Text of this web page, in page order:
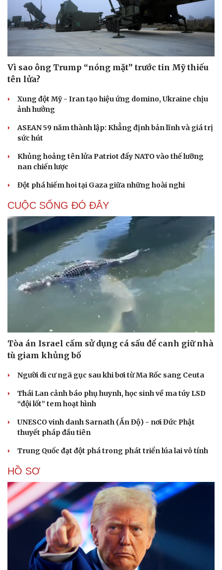
Vì sao ông Trump “nóng mặt” trước tin Mỹ thiếu
tên lửa?
Xung đột Mỹ - Iran tạo hiệu ứng domino, Ukraine chịu
ảnh hưởng
ASEAN 59 năm thành lập: Khẳng định bản lĩnh và giá trị
sức hút
Khủng hoảng tên lửa Patriot đẩy NATO vào thế lưỡng
nan chiến lược
Đột phá hiếm hoi tại Gaza giữa những hoài nghi
CUỘC SỐNG ĐÓ ĐÂY
Tòa án Israel cấm sử dụng cá sấu để canh giữ nhà
tù giam khủng bố
Người di cư ngã gục sau khi bơi từ Ma Rốc sang Ceuta
Thái Lan cảnh báo phụ huynh, học sinh về ma túy LSD
“đội lốt” tem hoạt hình
UNESCO vinh danh Sarnath (Ấn Độ) - nơi Đức Phật
thuyết pháp đầu tiên
Trung Quốc đạt đột phá trong phát triển lúa lai vô tính
HỒ SƠ